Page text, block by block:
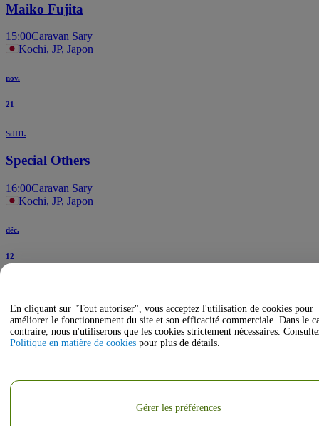
Maiko Fujita
15:00Caravan Sary
Kochi, JP, Japon
nov.
21
sam.
Special Others
16:00Caravan Sary
Kochi, JP, Japon
déc.
12
Chisako Takashima
20:26Orange Hall at Kochi Prefectural Culture Hall
Kochi, Kochi Prefecture, Japon
En cliquant sur "Tout autoriser", vous acceptez l'utilisation de cookies pour
améliorer le fonctionnement du site et son efficacité commerciale. Dans le
contraire, nous n'utiliserons que les cookies strictement nécessaires.
Politique en matière de cookies pour plus de détails.
Gérer les préférences